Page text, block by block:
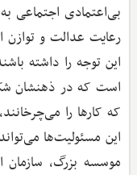
بی‌اعتمادی اجتماعی
رعایت عدالت و توازن
این توجه را داشته
است که در ذهنشان
که کارها را
این مسئولیت‌ها
موسسه بزرگ،